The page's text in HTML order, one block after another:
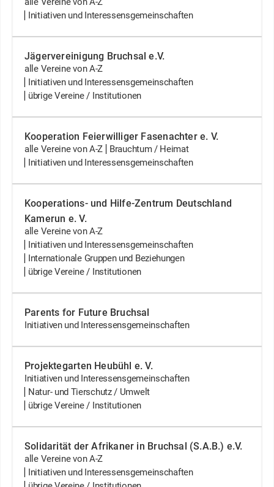
Initiativen und Interessensgemeinschaften
Jägervereinigung Bruchsal e.V.
alle Vereine von A-Z
Initiativen und Interessensgemeinschaften
übrige Vereine / Institutionen
Kooperation Feierwilliger Fasenachter e. V.
alle Vereine von A-Z
Brauchtum / Heimat
Initiativen und Interessensgemeinschaften
Kooperations- und Hilfe-Zentrum Deutschland
Kamerun e. V.
alle Vereine von A-Z
Initiativen und Interessensgemeinschaften
Internationale Gruppen und Beziehungen
übrige Vereine / Institutionen
Parents for Future Bruchsal
Initiativen und Interessensgemeinschaften
Projektegarten Heubühl e. V.
Initiativen und Interessensgemeinschaften
Natur- und Tierschutz / Umwelt
übrige Vereine / Institutionen
Solidarität der Afrikaner in Bruchsal (S.A.B.) e.V.
alle Vereine von A-Z
Initiativen und Interessensgemeinschaften